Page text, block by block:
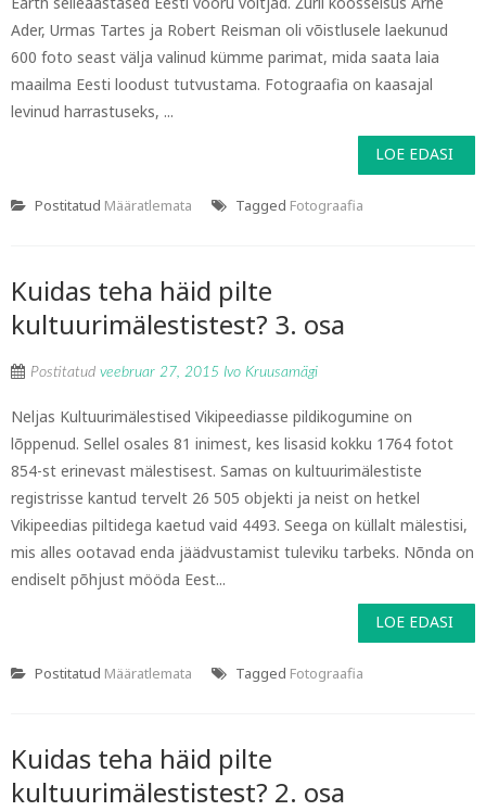
Ader, Urmas Tartes ja Robert Reisman oli võistlusele laekunud
600 foto seast välja valinud kümme parimat, mida saata laia
maailma Eesti loodust tutvustama. Fotograafia on kaasajal
levinud harrastuseks, ...
LOE EDASI
Postitatud Määratlemata Tagged Fotograafia
Kuidas teha häid pilte
kultuurimälestistest? 3. osa
Postitatud veebruar 27, 2015 Ivo Kruusamägi
Neljas Kultuurimälestised Vikipeediasse pildikogumine on
lõppenud. Sellel osales 81 inimest, kes lisasid kokku 1764 fotot
854-st erinevast mälestisest. Samas on kultuurimälestiste
registrisse kantud tervelt 26 505 objekti ja neist on hetkel
Vikipeedias piltidega kaetud vaid 4493. Seega on küllalt mälestisi,
mis alles ootavad enda jäädvustamist tuleviku tarbeks. Nõnda on
endiselt põhjust mööda Eest...
LOE EDASI
Postitatud Määratlemata Tagged Fotograafia
Kuidas teha häid pilte
kultuurimälestistest? 2. osa